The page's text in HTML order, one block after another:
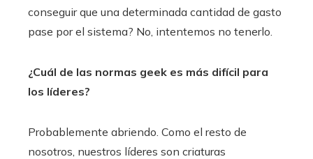
conseguir que una determinada cantidad de gasto
pase por el sistema? No, intentemos no tenerlo.
¿Cuál de las normas geek es más difícil para
los líderes?
Probablemente abriendo. Como el resto de
nosotros, nuestros líderes son criaturas